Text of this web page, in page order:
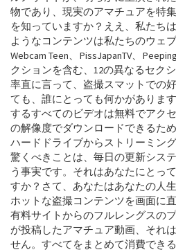
物であり、現実のアマチュアを特
を知っていますか？ええ、私たち
ようなコンテンツは私たちのウェ
Webcam Teen、PissJapanTV、
クションを含む、12の異なるセク
率直に言って、盗撮スマットでの
ても、誰にとっても何かがありま
するすべてのビデオは無料でアク
の解像度でダウンロードできるた
ハードドライブからストリーミン
驚くべきことは、毎日の更新シス
う事実です。それはあなたにとっ
すか？さて、あなたはあなたの人
ホットな盗撮コンテンツを画面に
有料サイトからのフルレングスの
が投稿したアマチュア動画、それ
せん。すべてをまとめて消費でき